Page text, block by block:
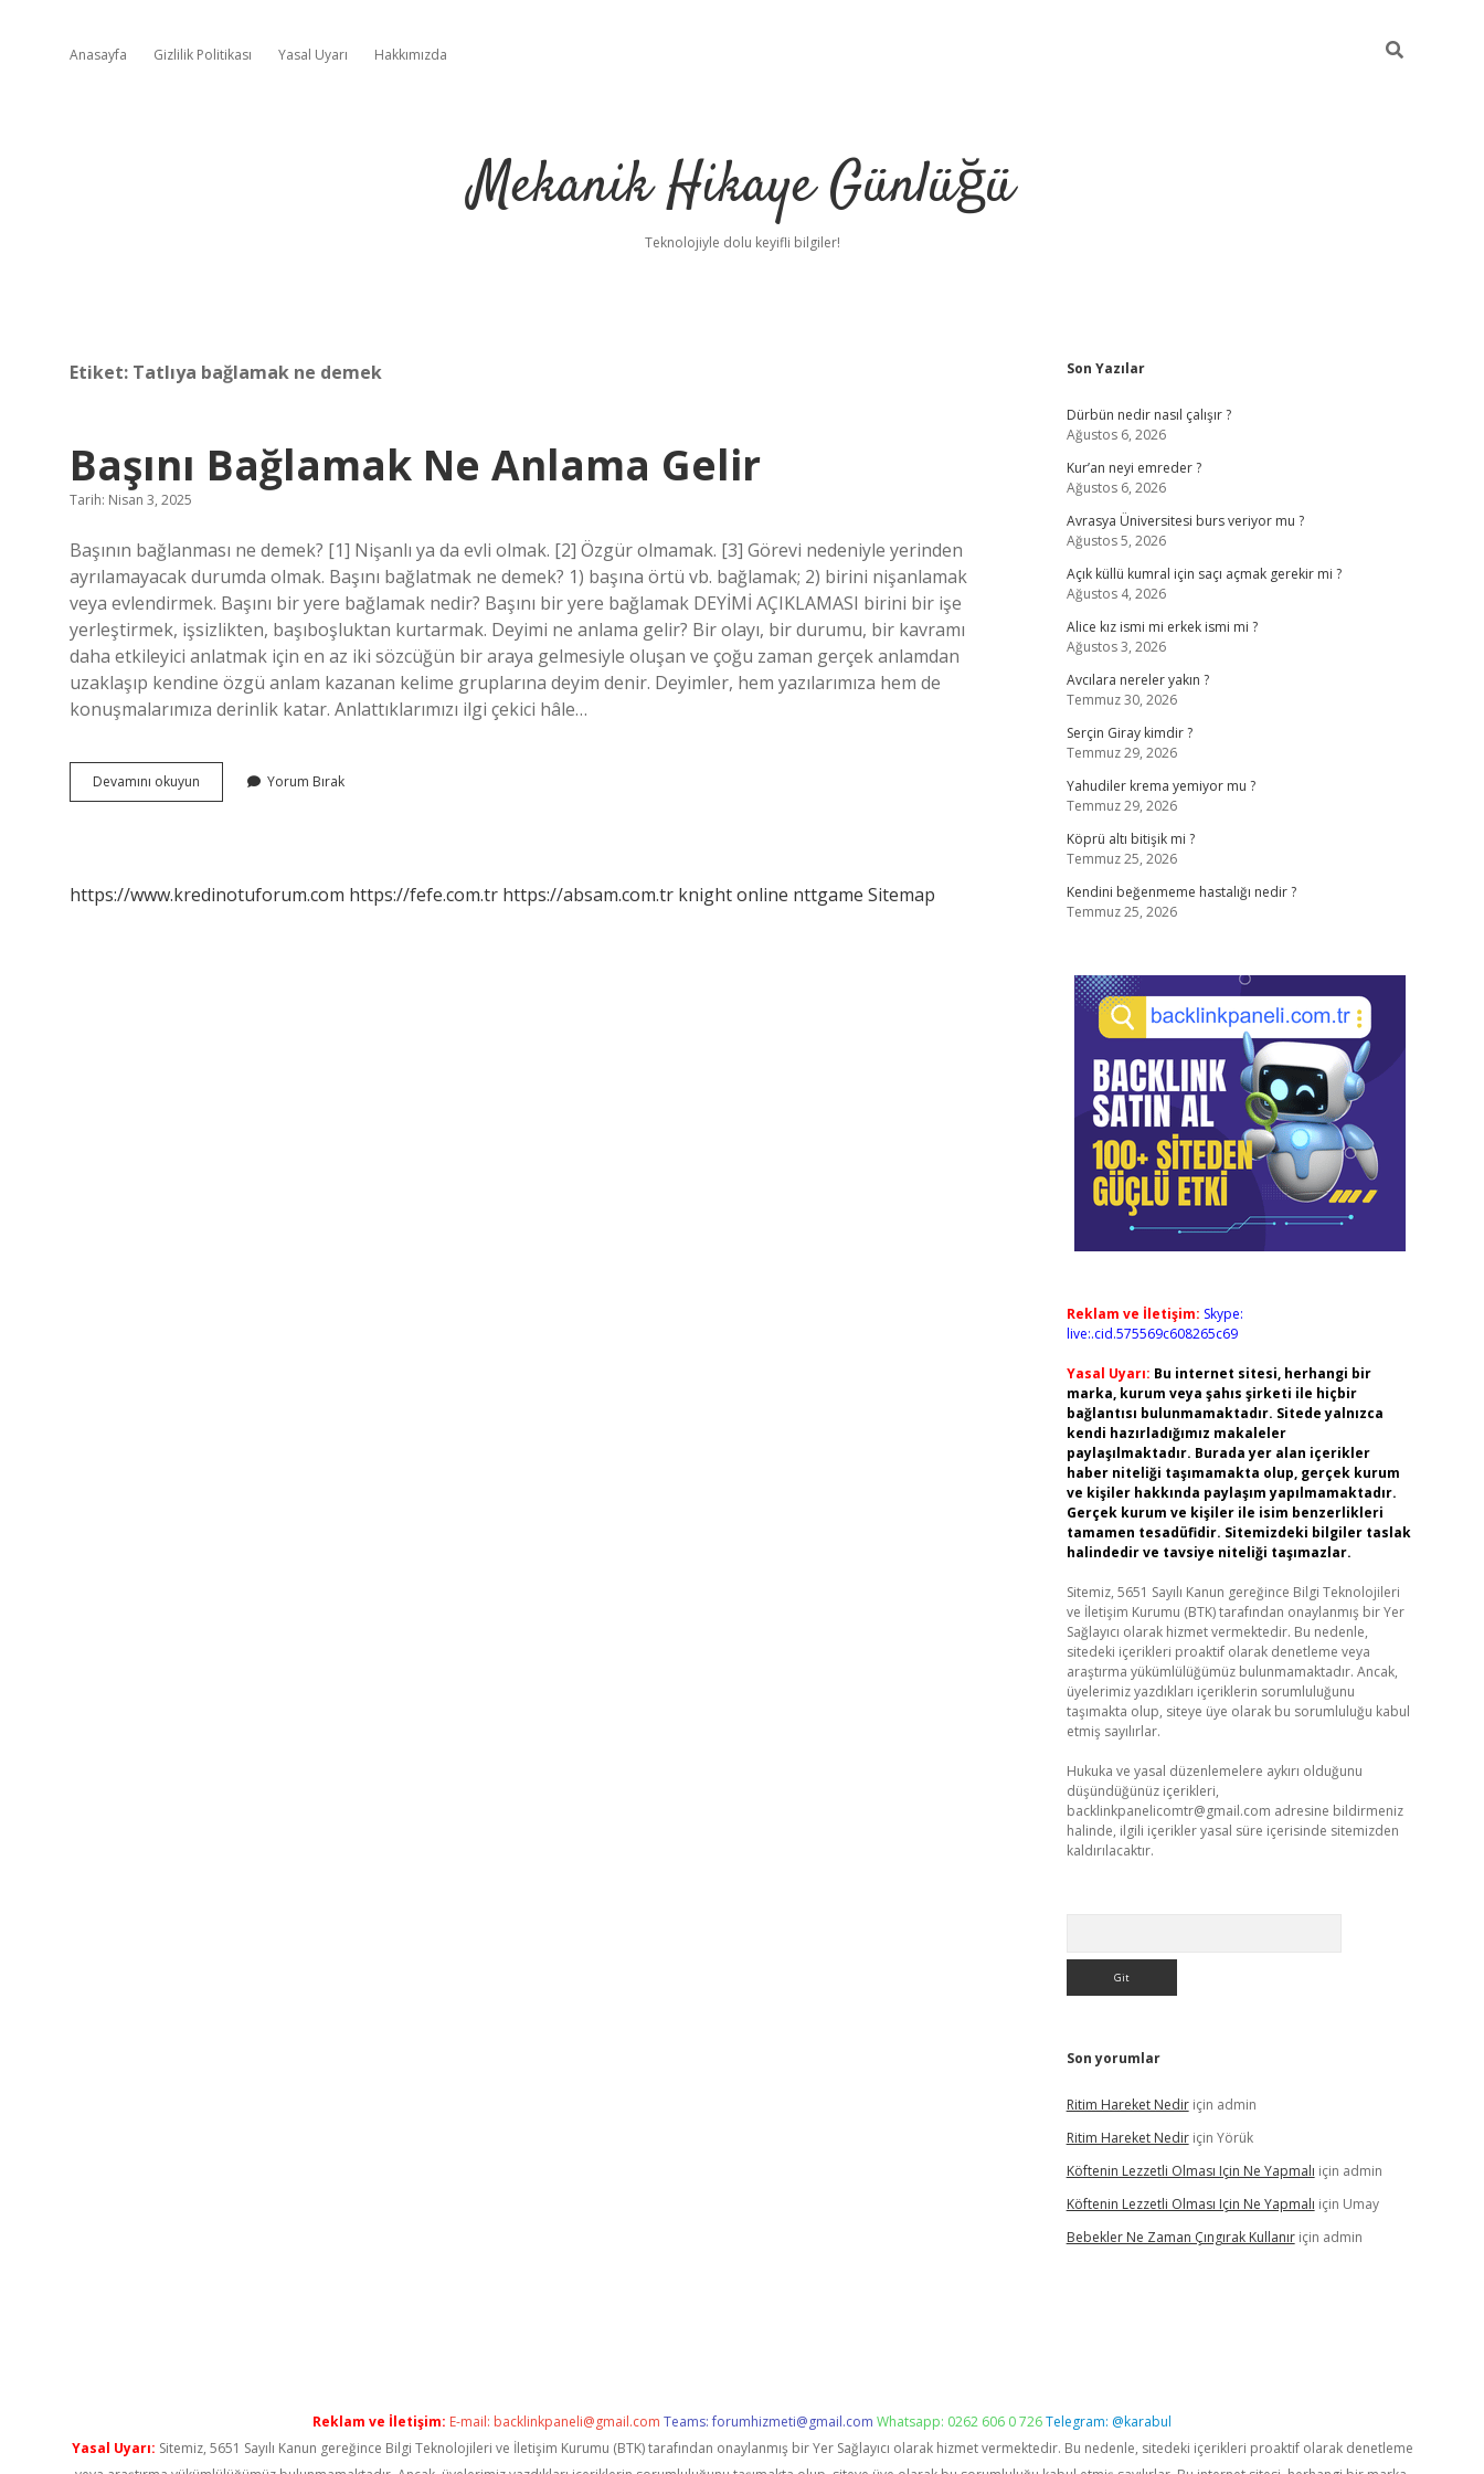
Anasayfa Gizlilik Politikası Yasal Uyarı Hakkımızda
Mekanik Hikaye Günlüğü
Teknolojiyle dolu keyifli bilgiler!
Etiket: Tatlıya bağlamak ne demek
Başını Bağlamak Ne Anlama Gelir
Tarih: Nisan 3, 2025
Başının bağlanması ne demek? [1] Nişanlı ya da evli olmak. [2] Özgür olmamak. [3] Görevi nedeniyle yerinden
ayrılamayacak durumda olmak. Başını bağlatmak ne demek? 1) başına örtü vb. bağlamak; 2) birini nişanlamak
veya evlendirmek. Başını bir yere bağlamak nedir? Başını bir yere bağlamak DEYİMİ AÇIKLAMASI birini bir işe
yerleştirmek, işsizlikten, başıboşluktan kurtarmak. Deyimi ne anlama gelir? Bir olayı, bir durumu, bir kavramı
daha etkileyici anlatmak için en az iki sözcüğün bir araya gelmesiyle oluşan ve çoğu zaman gerçek anlamdan
uzaklaşıp kendine özgü anlam kazanan kelime gruplarına deyim denir. Deyimler, hem yazılarımıza hem de
konuşmalarımıza derinlik katar. Anlattıklarımızı ilgi çekici hâle…
Devamını okuyun
Bağlamak
Yorum Bırak
https://www.kredinotuforum.com https://fefe.com.tr https://absam.com.tr knight online nttgame Sitemap
Sidebar
Son Yazılar
Dürbün nedir nasıl çalışır ?
Ağustos 6, 2026
Kur’an neyi emreder ?
Ağustos 6, 2026
Avrasya Üniversitesi burs veriyor mu ?
Ağustos 5, 2026
Açık küllü kumral için saçı açmak gerekir mi ?
Ağustos 4, 2026
Alice kız ismi mi erkek ismi mi ?
Ağustos 3, 2026
Avcılara nereler yakın ?
Temmuz 30, 2026
Serçin Giray kimdir ?
Temmuz 29, 2026
Yahudiler krema yemiyor mu ?
Temmuz 29, 2026
Köprü altı bitişik mi ?
Temmuz 25, 2026
Kendini beğenmeme hastalığı nedir ?
Temmuz 25, 2026
Reklam ve İletişim: Skype:
live:.cid.575569c608265c69
Yasal Uyarı: Bu internet sitesi, herhangi bir
marka, kurum veya şahıs şirketi ile hiçbir
bağlantısı bulunmamaktadır. Sitede yalnızca
kendi hazırladığımız makaleler
paylaşılmaktadır. Burada yer alan içerikler
haber niteliği taşımamakta olup, gerçek kurum
ve kişiler hakkında paylaşım yapılmamaktadır.
Gerçek kurum ve kişiler ile isim benzerlikleri
tamamen tesadüfidir. Sitemizdeki bilgiler taslak
halindedir ve tavsiye niteliği taşımazlar.
Sitemiz, 5651 Sayılı Kanun gereğince Bilgi Teknolojileri
ve İletişim Kurumu (BTK) tarafından onaylanmış bir Yer
Sağlayıcı olarak hizmet vermektedir. Bu nedenle,
sitedeki içerikleri proaktif olarak denetleme veya
araştırma yükümlülüğümüz bulunmamaktadır. Ancak,
üyelerimiz yazdıkları içeriklerin sorumluluğunu
taşımakta olup, siteye üye olarak bu sorumluluğu kabul
etmiş sayılırlar.
Hukuka ve yasal düzenlemelere aykırı olduğunu
düşündüğünüz içerikleri,
backlinkpanelicomtr@gmail.com adresine bildirmeniz
halinde, ilgili içerikler yasal süre içerisinde sitemizden
kaldırılacaktır.
Son yorumlar
Ritim Hareket Nediriçin admin
Ritim Hareket Nediriçin Yörük
Köftenin Lezzetli Olması Için Ne Yapmalı için admin
Köftenin Lezzetli Olması Için Ne Yapmalı için Umay
Bebekler Ne Zaman Çıngırak Kullanıriçin admin
Reklam ve İletişim: E-mail: backlinkpaneli@gmail.com Teams:forumhizmeti@gmail.com Whatsapp: 0262 606 0 726Telegram: @karabul
Yasal Uyarı: Sitemiz, 5651 Sayılı Kanun gereğince Bilgi Teknolojileri ve İletişim Kurumu (BTK) tarafından onaylanmış bir Yer Sağlayıcı olarak hizmet vermektedir. Bu nedenle, sitedeki içerikleri proaktif olarak denetleme